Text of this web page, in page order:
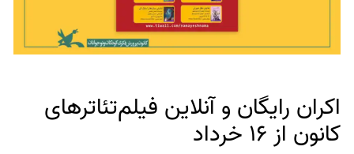
اکران رایگان و آنلاین فیلم‌تئاترهای
کانون از 16 خرداد